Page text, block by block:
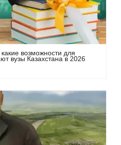
возможности для
вузы Казахстана в 2026